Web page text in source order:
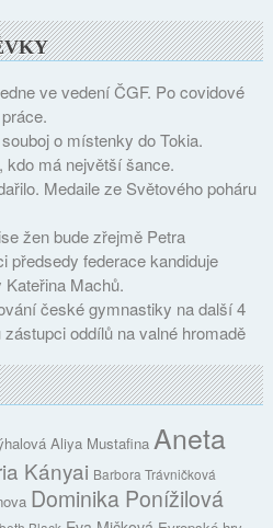
ve vedení ČGF. Po covidové
o místenky do Tokia.
má největší šance.
Medaile ze Světového poháru
žen bude zřejmě Petra
předsedy federace kandiduje
Machů.
české gymnastiky na další 4
oddílů na valné hromadě
Aliya Mustafina Aneta
Kányai Barbora Trávničková
Dominika Ponížilová